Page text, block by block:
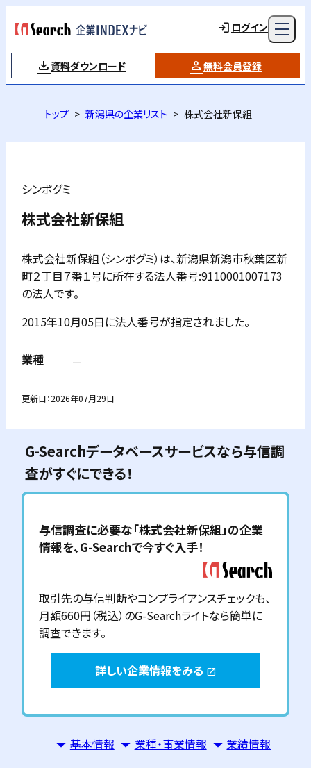
ログイン
資料ダウンロード 無料会員登録
トップ 新潟県の企業リスト 株式会社新保組
シンボグミ
株式会社新保組
株式会社新保組（シンボグミ）は、新潟県新潟市秋葉区新
町２丁目７番１号に所在する法人番号:9110001007173
の法人です。
2015年10月05日に法人番号が指定されました。
業種 －
更新日：2026年07月29日
G-Searchデータベースサービスなら与信調
査がすぐにできる！
与信調査に必要な「株式会社新保組」の企業
情報を、G-Searchで今すぐ入手！
取引先の与信判断やコンプライアンスチェックも、
月額660円（税込）のG-Searchライトなら簡単に
調査できます。
詳しい企業情報をみる open_in_new
基本情報 業種・事業情報 業績情報